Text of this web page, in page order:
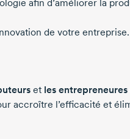
afin d’améliorer la
de votre entreprise.
et les
accroître l’efficacité et